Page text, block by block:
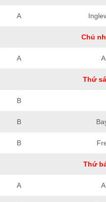
A
Chủ
A
Thứ
B
B
B
Thứ
A